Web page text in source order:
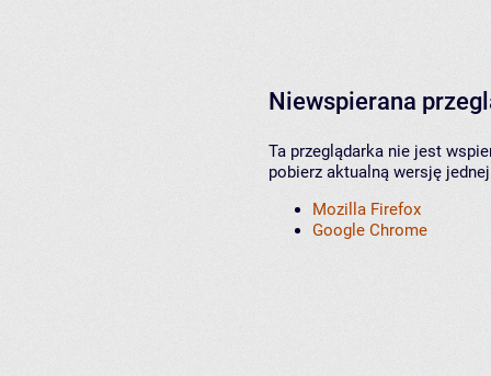
Niewspierana
Ta przeglądarka nie jest
pobierz aktualną wersję
Mozilla Firefox
Google Chrome